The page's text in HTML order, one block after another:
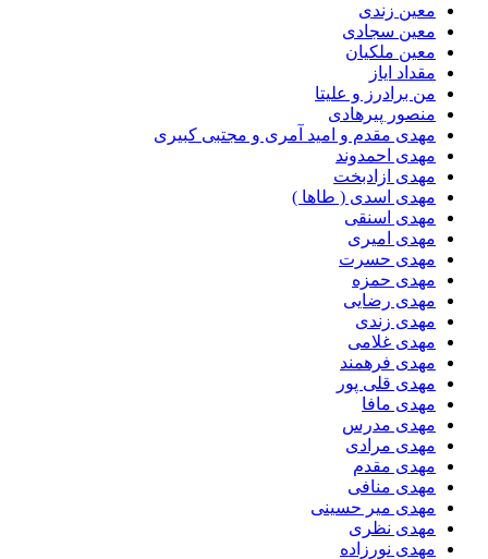
معین زندی
معین سجادی
معین ملکیان
مقداد ایاز
من برادرز و علیتا
منصور پیرهادی
مهدى مقدم و امید آمرى و مجتبى کبیرى
مهدی احمدوند
مهدی ازادبخت
مهدی اسدی ( طاها )
مهدی اسنقی
مهدی امیری
مهدی حسرت
مهدی حمزه
مهدی رضایی
مهدی زندی
مهدی غلامی
مهدی فرهمند
مهدی قلی پور
مهدی مافا
مهدی مدرس
مهدی مرادی
مهدی مقدم
مهدی منافی
مهدی میر حسینی
مهدی نظری
مهدی نورزاده